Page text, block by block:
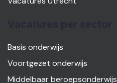
Basis onderwijs
Voortgezet onderwijs
Middelbaar beroepsonderwijs